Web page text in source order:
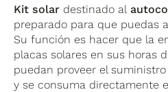
aprovechada por los
misma, a su vez, el inversor
poder ser usado como
instalación de forma
combinación con el
Smart Energy Meter.
Batería
Fabricante
Contacta aquí con
Kit solar destinado al
preparado para que puedas
Su función es hacer que la
placas solares en sus horas
puedan proveer el
y se consuma directamente